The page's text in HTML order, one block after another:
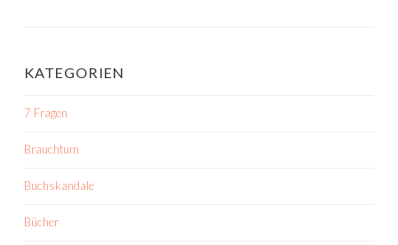
KATEGORIEN
7 Fragen
Brauchtum
Buchskandale
Bücher